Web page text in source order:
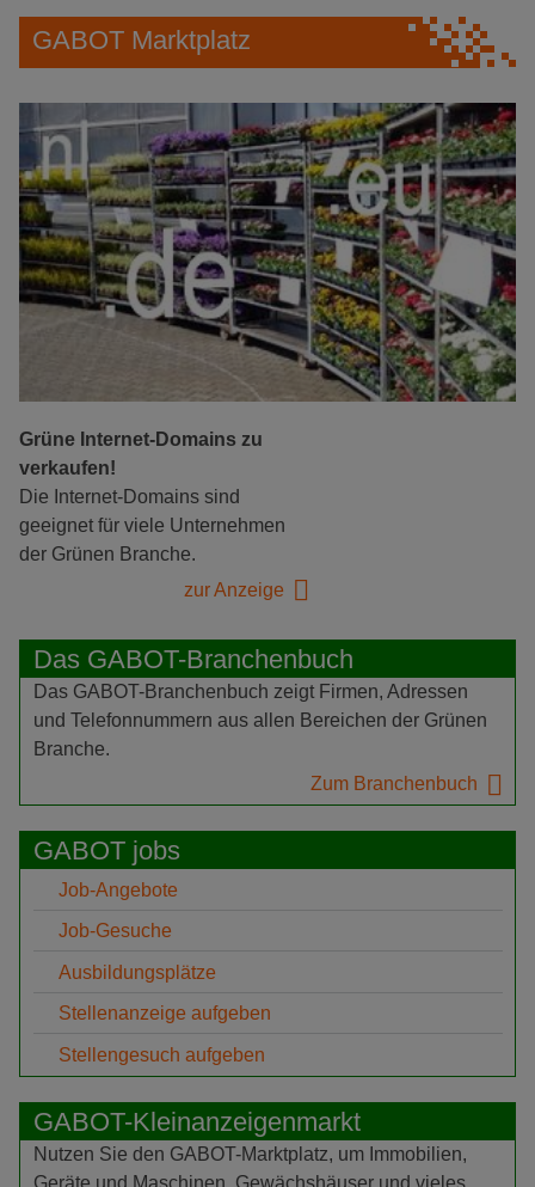
GABOT Marktplatz
Grüne Internet-Domains zu
verkaufen!
Die Internet-Domains sind
geeignet für viele Unternehmen
der Grünen Branche.
zur Anzeige
Das GABOT-Branchenbuch
Das GABOT-Branchenbuch zeigt Firmen, Adressen
und Telefonnummern aus allen Bereichen der Grünen
Branche.
Zum Branchenbuch
GABOT jobs
Job-Angebote
Job-Gesuche
Ausbildungsplätze
Stellenanzeige aufgeben
Stellengesuch aufgeben
GABOT-Kleinanzeigenmarkt
Nutzen Sie den GABOT-Marktplatz, um Immobilien,
Geräte und Maschinen, Gewächshäuser und vieles